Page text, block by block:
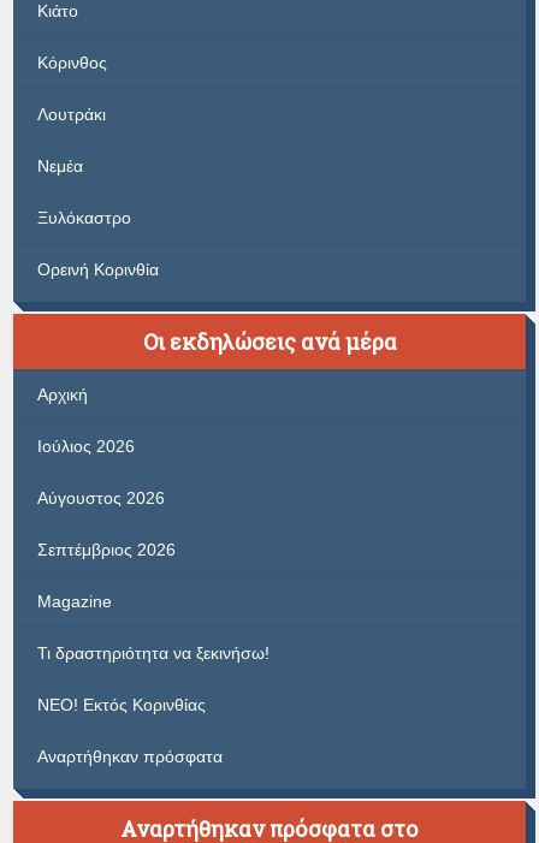
Κιάτο
Κόρινθος
Λουτράκι
Νεμέα
Ξυλόκαστρο
Ορεινή Κορινθία
Οι εκδηλώσεις ανά μέρα
Αρχική
Ιούλιος 2026
Αύγουστος 2026
Σεπτέμβριος 2026
Magazine
Τι δραστηριότητα να ξεκινήσω!
ΝΕΟ! Εκτός Κορινθίας
Αναρτήθηκαν πρόσφατα
Αναρτήθηκαν πρόσφατα στο